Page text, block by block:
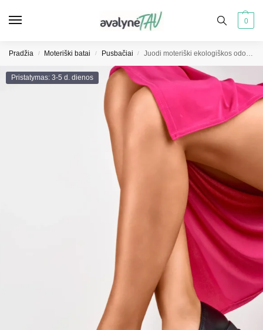
0
Pradžia / Moteriški batai / Pusbačiai / Juodi moteriški ekologiškos odos mokasinai
Pristatymas: 3-5 d. dienos